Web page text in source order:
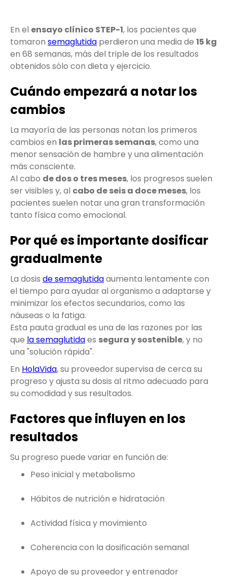
En el ensayo clínico STEP-1, los pacientes que
tomaron semaglutida perdieron una media de 15 kg
en 68 semanas, más del triple de los resultados
obtenidos sólo con dieta y ejercicio.
Cuándo empezará a notar los
cambios
La mayoría de las personas notan los primeros
cambios en las primeras semanas, como una
menor sensación de hambre y una alimentación
más consciente.
Al cabo de dos o tres meses, los progresos suelen
ser visibles y, al cabo de seis a doce meses, los
pacientes suelen notar una gran transformación
tanto física como emocional.
Por qué es importante dosificar
gradualmente
La dosis de semaglutidaaumenta lentamente con
el tiempo para ayudar al organismo a adaptarse y
minimizar los efectos secundarios, como las
náuseas o la fatiga.
Esta pauta gradual es una de las razones por las
que la semaglutidaes segura y sostenible, y no
una "solución rápida".
En HolaVida, su proveedor supervisa de cerca su
progreso y ajusta su dosis al ritmo adecuado para
su comodidad y sus resultados.
Factores que influyen en los
resultados
Su progreso puede variar en función de:
Peso inicial y metabolismo
Hábitos de nutrición e hidratación
Actividad física y movimiento
Coherencia con la dosificación semanal
Apoyo de su proveedor y entrenador